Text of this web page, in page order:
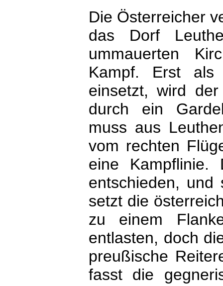
Die Österreicher
das Dorf
ummauerten
Kampf. Erst als
einsetzt, wird
durch ein
muss aus
vom rechten
eine
entschieden, und
setzt die
zu einem
entlasten, doch
preußische
fasst die